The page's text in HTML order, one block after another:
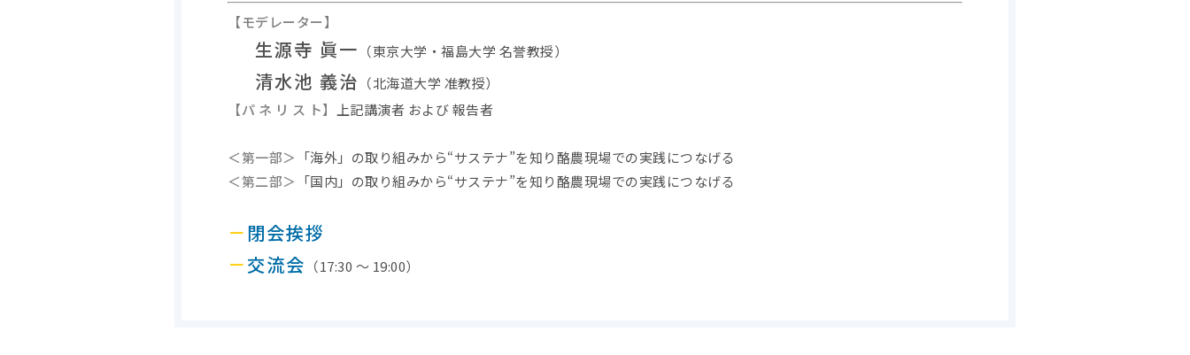
【モデレーター】
生源寺 眞一 （東京大学・福島大学 名誉教授）
清水池 義治 （北海道大学 准教授）
【パ ネ リ ス ト】
上記講演者 および 報告者
＜第一部＞
「海外」の取り組みから“サステナ”を知り酪農現場での実践につなげる
＜第二部＞
「国内」の取り組みから“サステナ”を知り酪農現場での実践につなげる
－閉会挨拶
－交流会 （17:30 ～ 19:00）